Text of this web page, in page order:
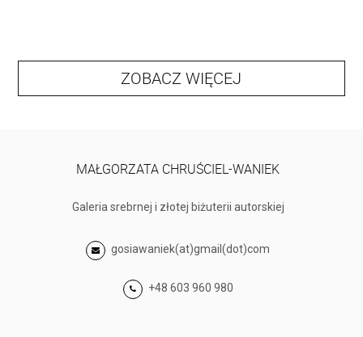
ZOBACZ WIĘCEJ
MAŁGORZATA CHRUŚCIEL-WANIEK
Galeria srebrnej i złotej biżuterii autorskiej
gosiawaniek(at)gmail(dot)com
+48 603 960 980